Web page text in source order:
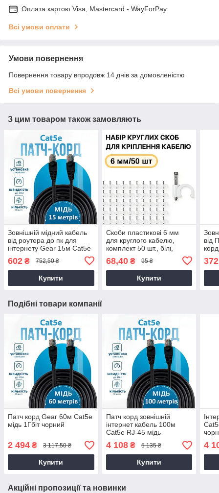
Оплата картою Visa, Mastercard - WayForPay
Всі умови оплати
Умови повернення
Повернення товару впродовж 14 днів за домовленістю
Всі умови повернення
З цим товаром також замовляють
Зовнішній мідний кабель
від роутера до пк для
інтернету Gear 15м Cat5e
швидкість до 1Гбіт чорний
602 ₴ 752,50 ₴
Купити
Скоби пластикові 6 мм
для круглого кабелю,
комплект 50 шт., білі,
68,40₴ 95 ₴
Купити
від
372
Подібні товари компанії
Патч корд Gear 60м Cat5e
мідь 1Гбіт чорний
2 494 ₴ 3 117,50 ₴
Купити
Патч корд зовнішній
інтернет кабель 100м
Cat5e RJ-45 мідь
швидкість 1Гбіт чорний
(88063sk)
4 108₴ 5 135 ₴
Купити
4
Акційні пропозиції та новинки